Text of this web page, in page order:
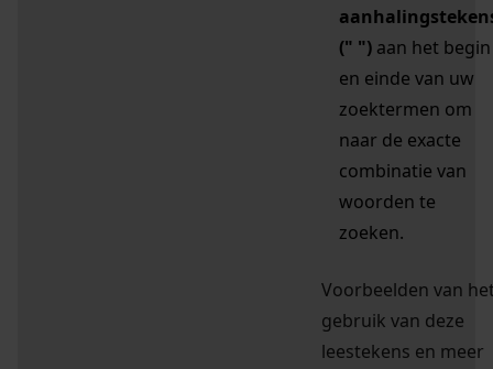
(" ") aan het begin
en einde van uw
zoektermen om
naar de exacte
combinatie van
woorden te
zoeken.
Voorbeelden van
gebruik van deze
leestekens en meer